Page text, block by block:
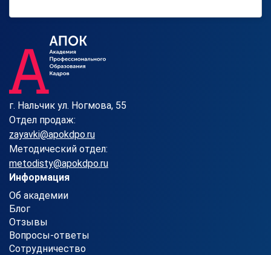
г. Нальчик ул. Ногмова, 55
Отдел продаж:
zayavki@apokdpo.ru
Методический отдел:
metodisty@apokdpo.ru
Информация
Об академии
Блог
Отзывы
Вопросы-ответы
Сотрудничество